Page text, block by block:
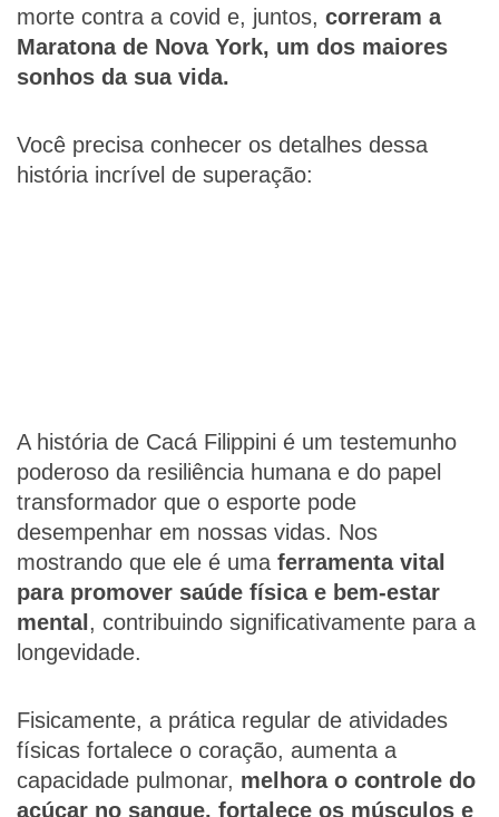
morte contra a covid e, juntos, correram a
Maratona de Nova York, um dos maiores
sonhos da sua vida.
Você precisa conhecer os detalhes dessa
história incrível de superação:
A história de Cacá Filippini é um testemunho
poderoso da resiliência humana e do papel
transformador que o esporte pode
desempenhar em nossas vidas. Nos
mostrando que ele é uma ferramenta vital
para promover saúde física e bem-estar
mental , contribuindo significativamente para a
longevidade.
Fisicamente, a prática regular de atividades
físicas fortalece o coração, aumenta a
capacidade pulmonar, melhora o controle do
açúcar no sangue, fortalece os músculos e